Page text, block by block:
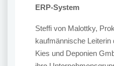
ERP-System
Steffi von Malottky,
kaufmännische
Kies und Deponien